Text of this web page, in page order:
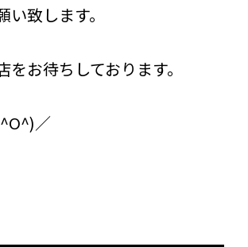
致します。
をお待ちしております。
／